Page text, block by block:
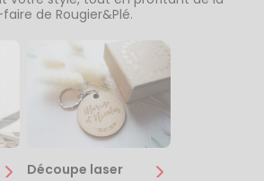
de Rougier&Plé.
Découpe laser